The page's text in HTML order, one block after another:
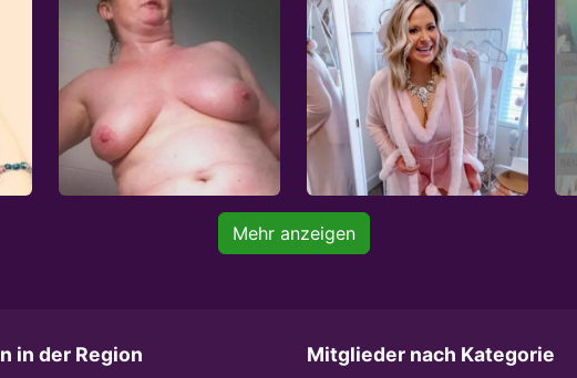
Mehr anzeigen
in der Region Mitglieder nach Kategorie